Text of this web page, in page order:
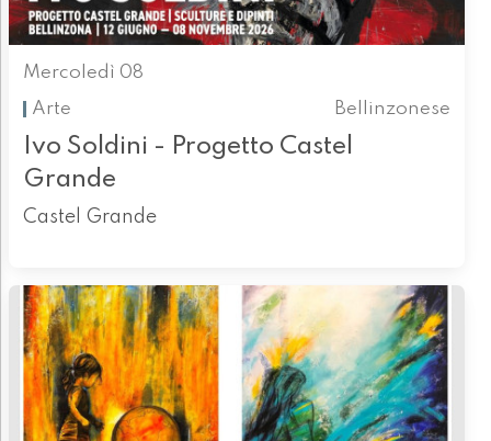
Mercoledì 08
Arte
Bellinzonese
Ivo Soldini - Progetto Castel
Grande
Castel Grande